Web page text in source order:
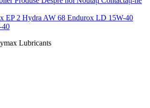
EP 2 Hydra AW 68 Endurox LD 15W-40
40
Lubricants